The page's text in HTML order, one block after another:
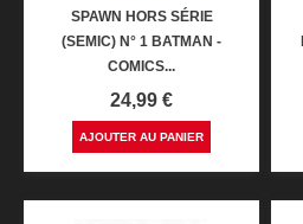
SPAWN HORS SÉRIE
(SEMIC) N° 1 BATMAN -
COMICS...
Prix
24,99 €
AJOUTER AU PANIER